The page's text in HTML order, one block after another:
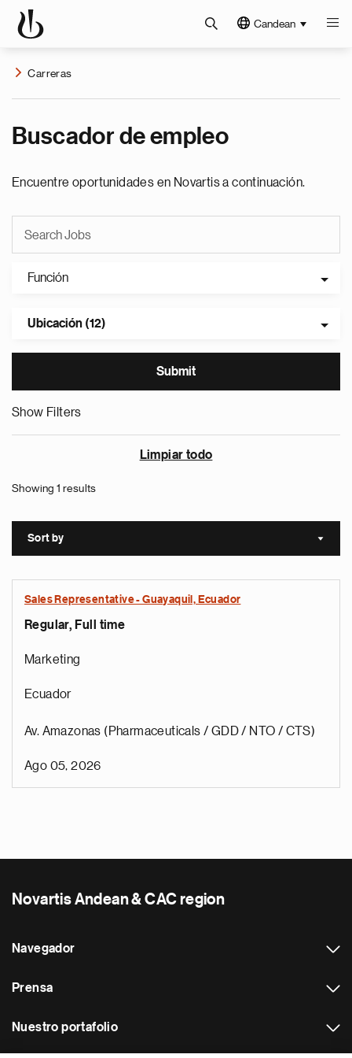
Candean
Carreras
Buscador de empleo
Encuentre oportunidades en Novartis a continuación.
Función
Ubicación (12)
Show Filters
Limpiar todo
Showing 1 results
Sort by Sort
Sales Representative - Guayaquil, Ecuador
Regular, Full time
Marketing
Ecuador
Av. Amazonas (Pharmaceuticals / GDD / NTO / CTS)
Ago 05, 2026
Novartis Andean & CAC region
Navegador
Prensa
Nuestro portafolio